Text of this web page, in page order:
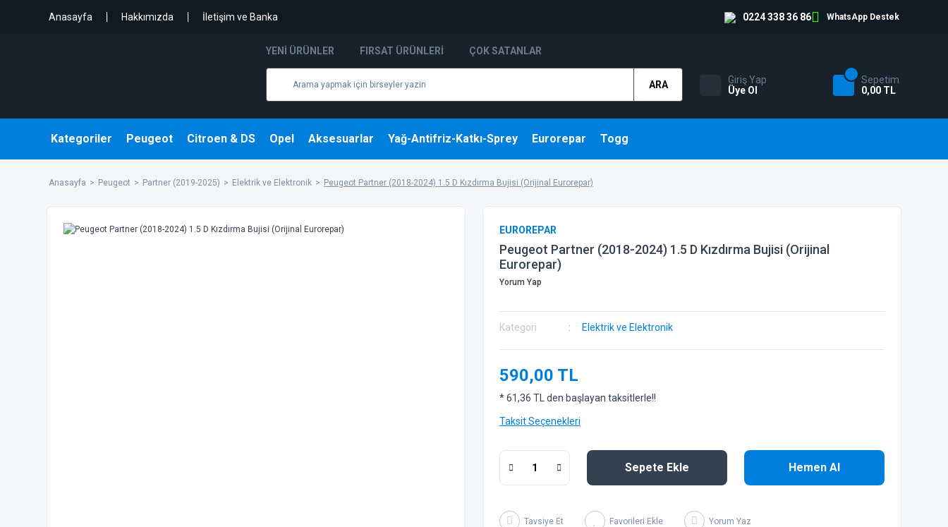
Anasayfa Hakkımızda İletişim ve Banka 0224 338 36 86 WhatsApp Destek
YENI ÜRÜNLER FIRSAT ÜRÜNLERI ÇOK SATANLAR
ARA
Giriş Yap
Üye Ol
Sepetim
0,00 TL
Kategoriler Peugeot Citroen & DS Opel Aksesuarlar Yağ-Antifriz-Katkı-Sprey Eurorepar Togg
Anasayfa Peugeot Partner (2019-2025) Elektrik ve Elektronik Peugeot Partner (2018-2024) 1.5 D Kızdırma Bujisi (Orijinal Eurorepar)
EUROREPAR
Peugeot Partner (2018-2024) 1.5 D Kızdırma Bujisi (Orijinal
Eurorepar)
Yorum Yap
Kategori Elektrik ve Elektronik
590,00 TL
* 61,36 TL den başlayan taksitlerle!!
Taksit Seçenekleri
Sepete Ekle Hemen Al
Tavsiye Et Yorum Yaz